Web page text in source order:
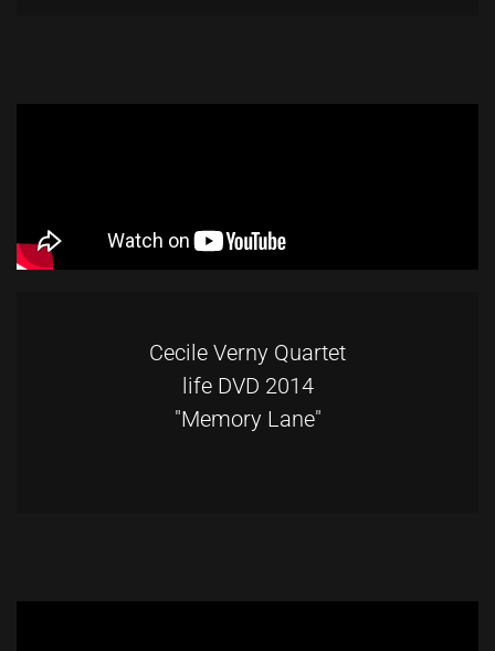
Cecile Verny Quartet
life DVD 2014
"Memory Lane"